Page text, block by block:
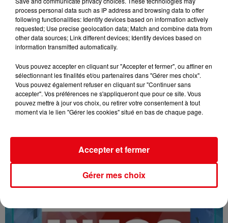
16/07/26 : LES INFORMATIONS
process personal data such as IP address and browsing data to offer
following functionalities: Identify devices based on information actively
requested; Use precise geolocation data; Match and combine data from
other data sources; Link different devices; Identify devices based on
information transmitted automatically.
Vous pouvez accepter en cliquant sur "Accepter et fermer", ou affiner en
sélectionnant les finalités et/ou partenaires dans "Gérer mes choix".
Vous pouvez également refuser en cliquant sur "Continuer sans
accepter". Vos préférences ne s'appliqueront que pour ce site. Vous
pouvez mettre à jour vos choix, ou retirer votre consentement à tout
moment via le lien "Gérer les cookies" situé en bas de chaque page.
Gérer mes choix
Accepter et fermer